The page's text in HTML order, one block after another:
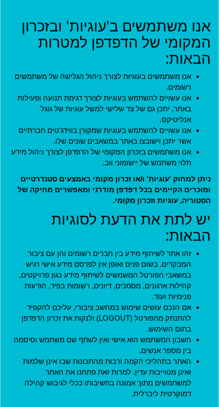
אנו משתמשים ב'עוגיות' ובזכרון
המקומי של הדפדפן למטרות
הבאות:
אנו משתמשים בעוגיות לצורך ניהול הגלישה של משתמשים
רשומים.
אנו עשויים להשתמש בעוגיות לצורך דגימת תנועה ופעילות
באתר, יתכן גם של צד שלישי למשל עוגיות של גוגל
אנליטיקס.
אנו עשויים להשתמש בעוגיות שמקורן בווידג'טים חברתיים
אשר יתכן וישובצו באתר במשאבים שונים שלו.
אנו משתמשים בזכרון המקומי של הדפדפן לצורך ניהול מידע
תלוי משתמש של יישומוני ווב.
ניתן למחוק 'עוגיות' ו/או זכרון מקומי באמצעים סטנדרטיים
ומוכרים הקיימים בכל דפדפן מודרני ומאפשרים מחיקה של
הסטוריה, עוגיות וזכרון מקומי.
יש לתת את הדעת לסוגיות
הבאות:
זהו אתר לשיתוף מידע בין חברים רשומים והן עם ציבור
המבקרים. בשום פנים ואופן אין לפרסם מידע אישי רגיש
במשאבי הפורטל המשמשים לשיתוף מידע כגון פרויקטים,
קהילות ארגונים, מסמכים, דיונים, רשומות בפיד, הודעות
פנימיות ועוד.
אם הנכם עושים שימוש במחשב ציבורי, עליכם להקפיד
להתנתק מהפורטל (LOGOUT) ולנקות את זכרון הדפדפן
בתום השימוש.
חשבון המשתמש הוא אישי ואין לשתף שם משתמש וסיסמה
בין מספר אנשים.
האתר בתהליכי הקמה ורבות מהתכונות שבו אינן שלמות
ואינן מטוייבות עדין. למרות זאת פתחנו את האתר
למשתמשים מתוך אמונה בחשיבותו ככלי לגיבוש קהילה
דמוקרטית ליברלית.
ארגונים
אירועים
יישומון (בטא)
מדיניות
תקנון חברות במועדון
תקנון ארגונים שותפים
תנאי שימוש
מדיניות פרטיות
הצהרת נגישות
ארגונים שותפים
האתר נבנה בהתנדבות על ידי
אנשים ליברליים כמוכם בהובלת:
יצירת קשר